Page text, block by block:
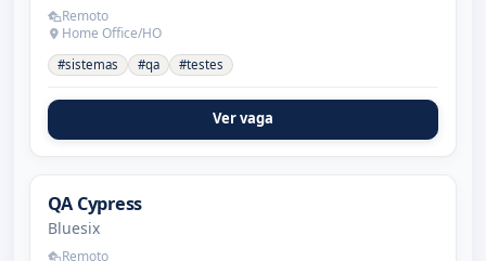
Remoto
Home Office/HO
#sistemas #qa #testes
Ver vaga
QA Cypress
Bluesix
Remoto